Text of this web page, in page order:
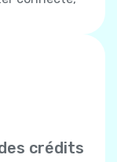
crédits